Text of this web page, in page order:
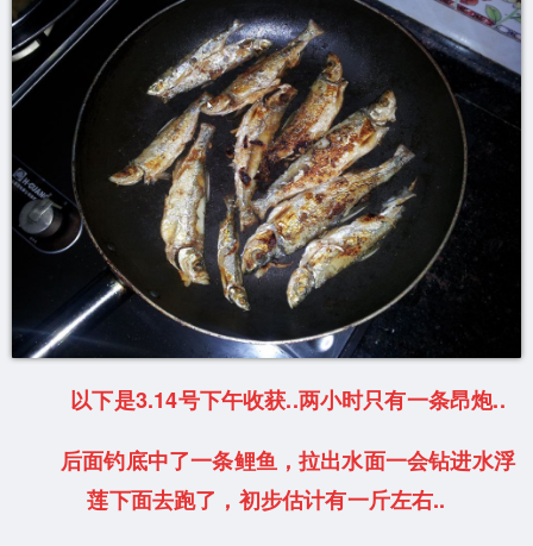
以下是3.14号下午收获..两小时只有一条昂炮..
后面钓底中了一条鲤鱼，拉出水面一会钻进水浮
莲下面去跑了，初步估计有一斤左右..